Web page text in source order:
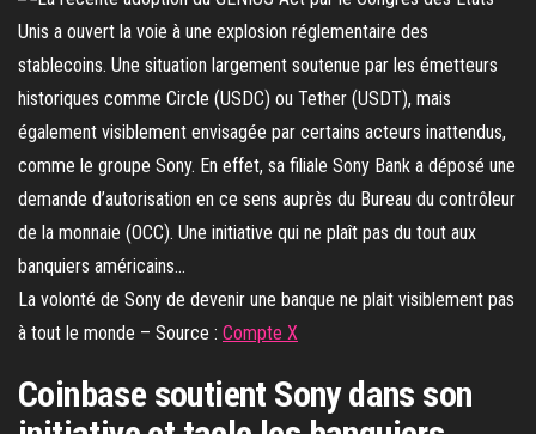
La volonté de Sony de devenir une banque ne plait visiblement pas
à tout le monde – Source : Compte X
Coinbase soutient Sony dans son